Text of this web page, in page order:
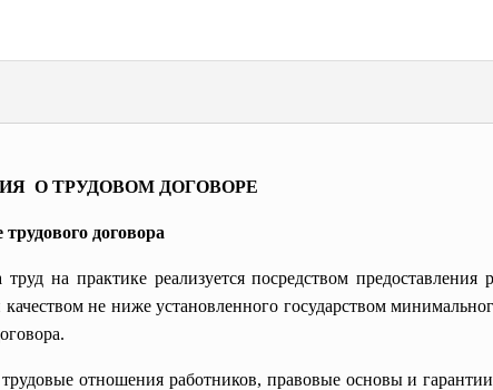
О ТРУДОВОМ ДОГОВОРЕ
договора
на практике реализуется посредством предоставления
не ниже установленного государством
отношения работников, правовые основы и